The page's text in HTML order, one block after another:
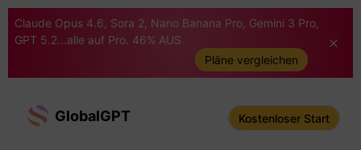
Claude Opus 4.6, Sora 2, Nano Banana Pro, Gemini 3 Pro,
GPT 5.2...alle auf Pro. 46% AUS
Pläne vergleichen
GlobalGPT Kostenloser Start